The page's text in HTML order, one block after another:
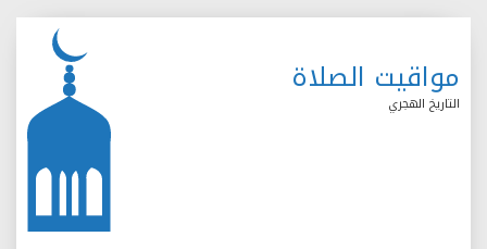
مواقيت الصلاة
التاريخ الهجري